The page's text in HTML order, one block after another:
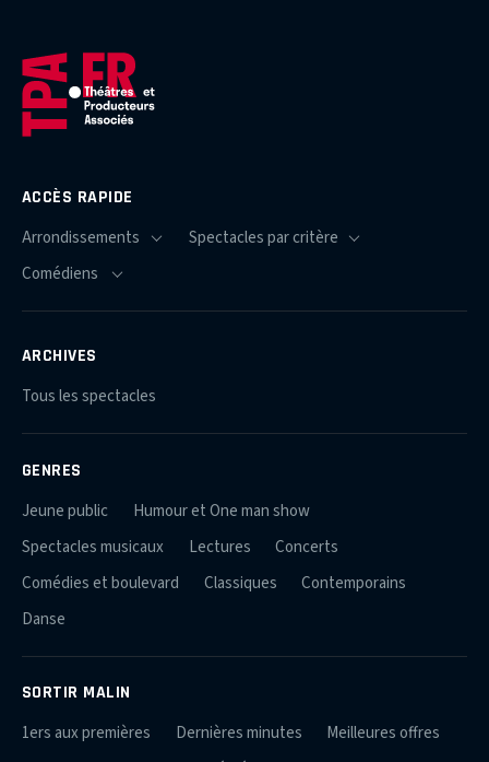
ACCÈS RAPIDE
ARCHIVES
Tous les spectacles
GENRES
Jeune public
Humour et One man show
Spectacles musicaux
Lectures
Concerts
Comédies et boulevard
Classiques
Contemporains
Danse
SORTIR MALIN
1ers aux premières Dernières minutes
Meilleures offres